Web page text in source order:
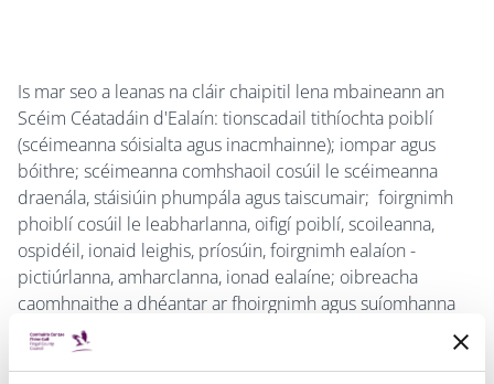
Is mar seo a leanas na cláir chaipitil lena mbaineann an
Scéim Céatadáin d'Ealaín: tionscadail tithíochta poiblí
(scéimeanna sóisialta agus inacmhainne); iompar agus
bóithre; scéimeanna comhshaoil cosúil le scéimeanna
draenála, stáisiúin phumpála agus taiscumair; foirgnimh
phoiblí cosúil le leabharlanna, oifigí poiblí, scoileanna,
ospidéil, ionaid leighis, príosúin, foirgnimh ealaíon -
pictiúrlanna, amharclanna, ionad ealaíne; oibreacha
caomhnaithe a dhéantar ar fhoirgnimh agus suíomhanna
poiblí agus scéimeanna athnuachana uirbeacha agus
sráidbhaile. Tá ranna rialtais eile, cosúil le Feidhmeannacht